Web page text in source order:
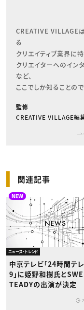
CREATIVE VILLAGE
る
クリエイティブ業界に
クリエイターへのイン
など、
ここでしか知ることの
監修
CREATIVE VILLAGE編
関連記事
NEW
ニュース・トレンド
中京テレビ「24時間テ
9」に姫野和樹氏と
TEADYの出演が決定